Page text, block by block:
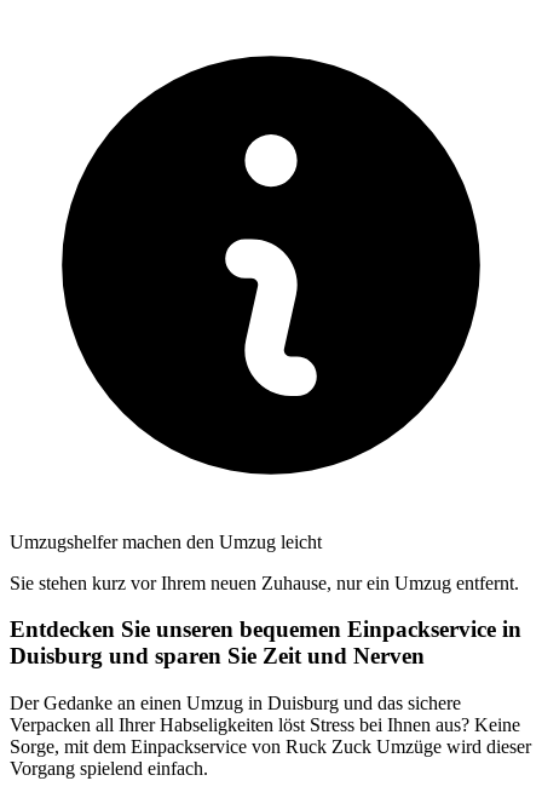
Umzugshelfer machen den Umzug leicht
Sie stehen kurz vor Ihrem neuen Zuhause, nur ein Umzug entfernt.
Entdecken Sie unseren bequemen Einpackservice in
Duisburg und sparen Sie Zeit und Nerven
Der Gedanke an einen Umzug in Duisburg und das sichere
Verpacken all Ihrer Habseligkeiten löst Stress bei Ihnen aus? Keine
Sorge, mit dem Einpackservice von Ruck Zuck Umzüge wird dieser
Vorgang spielend einfach.